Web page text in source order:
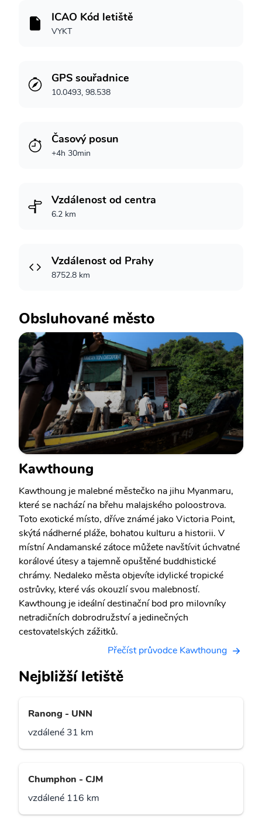
ICAO Kód letiště
VYKT
GPS souřadnice
10.0493, 98.538
Časový posun
+4h 30min
Vzdálenost od centra
6.2 km
Vzdálenost od Prahy
8752.8 km
Obsluhované město
Kawthoung
Kawthoung je malebné městečko na jihu Myanmaru,
které se nachází na břehu malajského poloostrova.
Toto exotické místo, dříve známé jako Victoria Point,
skýtá nádherné pláže, bohatou kulturu a historii. V
místní Andamanské zátoce můžete navštívit úchvatné
korálové útesy a tajemně opuštěné buddhistické
chrámy. Nedaleko města objevíte idylické tropické
ostrůvky, které vás okouzlí svou malebností.
Kawthoung je ideální destinační bod pro milovníky
netradičních dobrodružství a jedinečných
cestovatelských zážitků.
Přečíst průvodce Kawthoung
Nejbližší letiště
Ranong - UNN
vzdálené 31 km
Chumphon - CJM
vzdálené 116 km